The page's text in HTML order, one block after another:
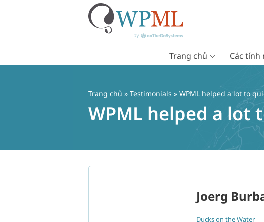
Trang chủ Các tính
Trang chủ » Testimonials » WPML helped a lot to
WPML helped a lot
Joerg
Ducks on the Water